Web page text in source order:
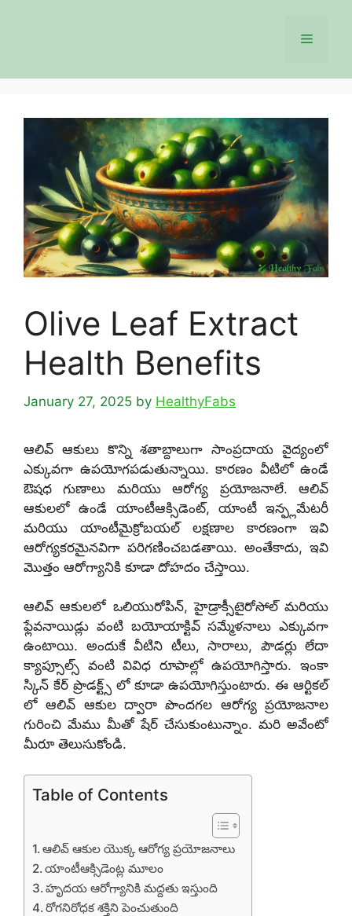
Menu
Olive Leaf Extract
Health Benefits
January 27, 2025 by HealthyFabs
ఆలివ్ ఆకులు కొన్ని శతాబ్దాలుగా సాంప్రదాయ వైద్యంలో
ఎక్కువగా ఉపయోగపడుతున్నాయి. కారణం వీటిలో ఉండే
ఔషధ గుణాలు మరియు ఆరోగ్య ప్రయోజనాలే. ఆలివ్
ఆకులలో ఉండే యాంటీఆక్సిడెంట్, యాంటీ ఇన్ఫ్లమేటరీ
మరియు యాంటీమైక్రోబయల్ లక్షణాల కారణంగా ఇవి
ఆరోగ్యకరమైనవిగా పరిగణించబడతాయి. అంతేకాదు, ఇవి
మొత్తం ఆరోగ్యానికి కూడా దోహదం చేస్తాయి.
ఆలివ్ ఆకులలో ఒలియురోపిన్, హైడ్రాక్సీటైరోసోల్ మరియు
ఫ్లేవనాయిడ్లు వంటి బయోయాక్టివ్ సమ్మేళనాలు ఎక్కువగా
ఉంటాయి. అందుకే వీటిని టీలు, సారాలు, పౌడర్లు లేదా
క్యాప్సూల్స్ వంటి వివిధ రూపాల్లో ఉపయోగిస్తారు. ఇంకా
స్కిన్ కేర్ ప్రొడక్ట్స్ లో కూడా ఉపయోగిస్తుంటారు. ఈ ఆర్టికల్
లో ఆలివ్ ఆకుల ద్వారా పొందగల ఆరోగ్య ప్రయోజనాల
గురించి మేము మీతో షేర్ చేసుకుంటున్నాం. మరి అవేంటో
మీరూ తెలుసుకోండి.
Table of Contents
ఆలివ్ ఆకుల యొక్క ఆరోగ్య ప్రయోజనాలు
యాంటీఆక్సిడెంట్ల మూలం
హృదయ ఆరోగ్యానికి మద్దతు ఇస్తుంది
రోగనిరోధక శక్తిని పెంచుతుంది